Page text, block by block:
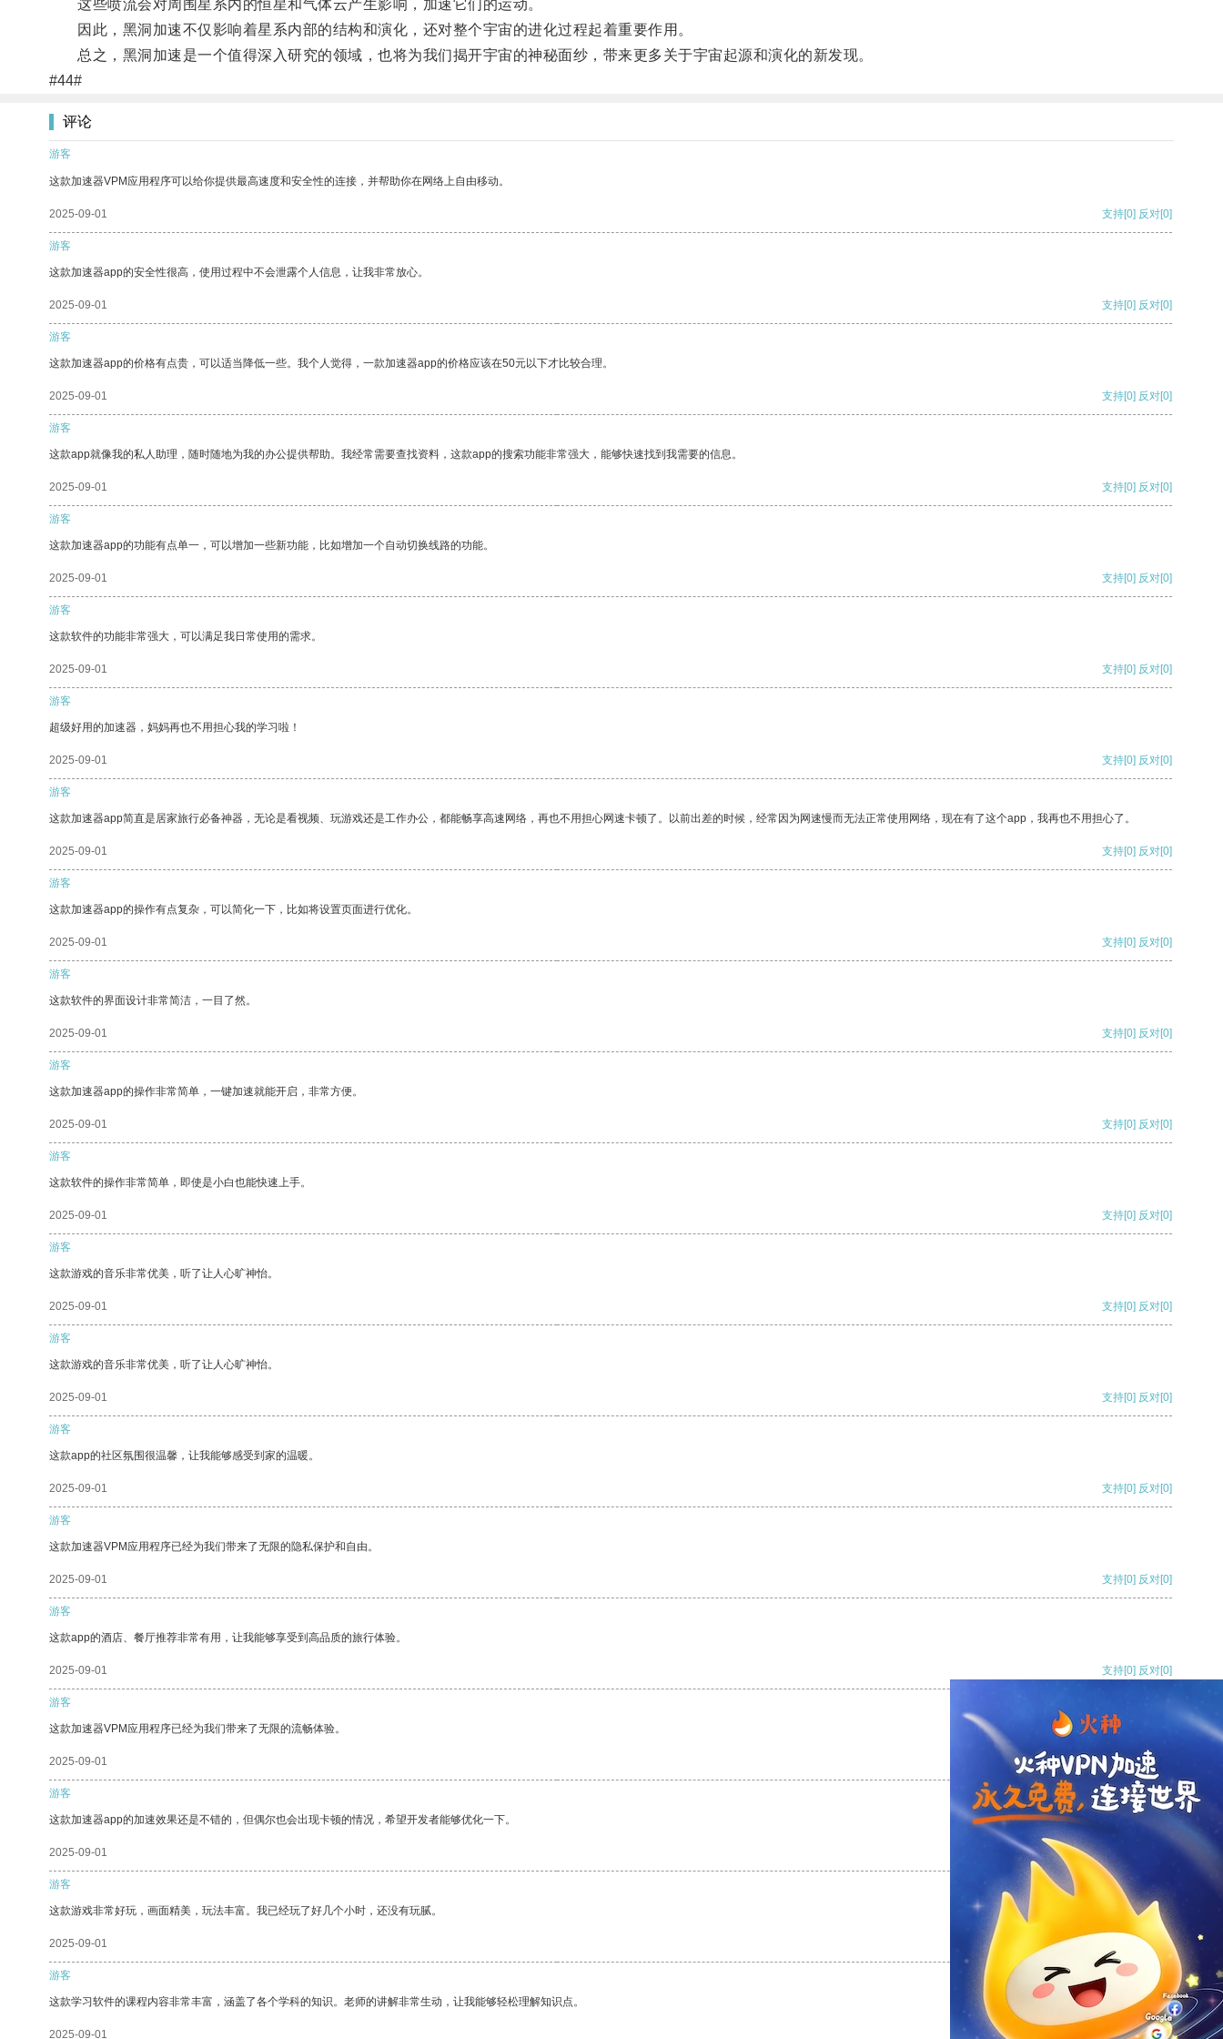
这些喷流会对周围星系内的恒星和气体云产生影响，加速它们的运动。
因此，黑洞加速不仅影响着星系内部的结构和演化，还对整个宇宙的进化过程起着重要作用。
总之，黑洞加速是一个值得深入研究的领域，也将为我们揭开宇宙的神秘面纱，带来更多关于宇宙起源和演化的新发现。
#44#
评论
游客
这款加速器VPM应用程序可以给你提供最高速度和安全性的连接，并帮助你在网络上自由移动。
2025-09-01 支持[0] 反对[0]
游客
这款加速器app的安全性很高，使用过程中不会泄露个人信息，让我非常放心。
2025-09-01 支持[0] 反对[0]
游客
这款加速器app的价格有点贵，可以适当降低一些。我个人觉得，一款加速器app的价格应该在50元以下才比较合理。
2025-09-01 支持[0] 反对[0]
游客
这款app就像我的私人助理，随时随地为我的办公提供帮助。我经常需要查找资料，这款app的搜索功能非常强大，能够快速找到我需要的信息。
2025-09-01 支持[0] 反对[0]
游客
这款加速器app的功能有点单一，可以增加一些新功能，比如增加一个自动切换线路的功能。
2025-09-01 支持[0] 反对[0]
游客
这款软件的功能非常强大，可以满足我日常使用的需求。
2025-09-01 支持[0] 反对[0]
游客
超级好用的加速器，妈妈再也不用担心我的学习啦！
2025-09-01 支持[0] 反对[0]
游客
这款加速器app简直是居家旅行必备神器，无论是看视频、玩游戏还是工作办公，都能畅享高速网络，再也不用担心网速卡顿了。以前出差的时候，经常因为网速慢而无法正常使用网络，现在有了这个app，我再也不用担心了。
2025-09-01 支持[0] 反对[0]
游客
这款加速器app的操作有点复杂，可以简化一下，比如将设置页面进行优化。
2025-09-01 支持[0] 反对[0]
游客
这款软件的界面设计非常简洁，一目了然。
2025-09-01 支持[0] 反对[0]
游客
这款加速器app的操作非常简单，一键加速就能开启，非常方便。
2025-09-01 支持[0] 反对[0]
游客
这款软件的操作非常简单，即使是小白也能快速上手。
2025-09-01 支持[0] 反对[0]
游客
这款游戏的音乐非常优美，听了让人心旷神怡。
2025-09-01 支持[0] 反对[0]
游客
这款游戏的音乐非常优美，听了让人心旷神怡。
2025-09-01 支持[0] 反对[0]
游客
这款app的社区氛围很温馨，让我能够感受到家的温暖。
2025-09-01 支持[0] 反对[0]
游客
这款加速器VPM应用程序已经为我们带来了无限的隐私保护和自由。
2025-09-01 支持[0] 反对[0]
游客
这款app的酒店、餐厅推荐非常有用，让我能够享受到高品质的旅行体验。
2025-09-01 支持[0] 反对[0]
游客
这款加速器VPM应用程序已经为我们带来了无限的流畅体验。
2025-09-01 支持[0] 反对
游客
这款加速器app的加速效果还是不错的，但偶尔也会出现卡顿的情况，希望开发者能够优化一下。
2025-09-01 支持
游客
这款游戏非常好玩，画面精美，玩法丰富。我已经玩了好几个小时，还没有玩腻。
2025-09-01 反对 [0]
游客
这款学习软件的课程内容非常丰富，涵盖了各个学科的知识。老师的讲解非常生动，让我能够轻松理解知识点。
2025-09-01 支持[0] 反对[0]